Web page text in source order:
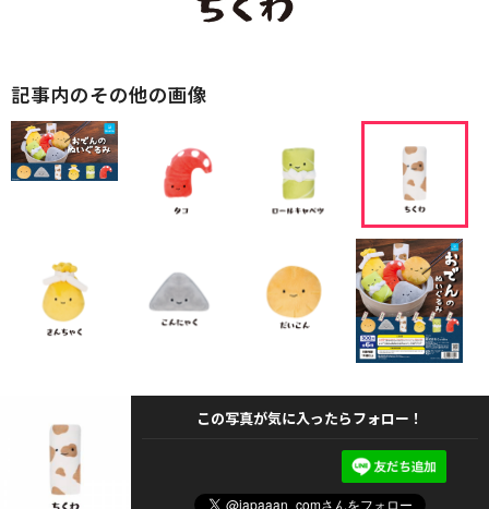
記事内のその他の画像
この写真が気に入ったらフォロー！